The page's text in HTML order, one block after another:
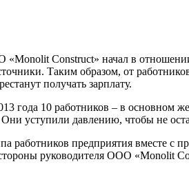
«Monolit Construct» начал в
Таким образом, от
по­лучать зарплату.
года 10 работников – в
Они усту­пили давлению, чтобы не
работ­ников предприятия вместе
ру­ководителя ООО «Monolit